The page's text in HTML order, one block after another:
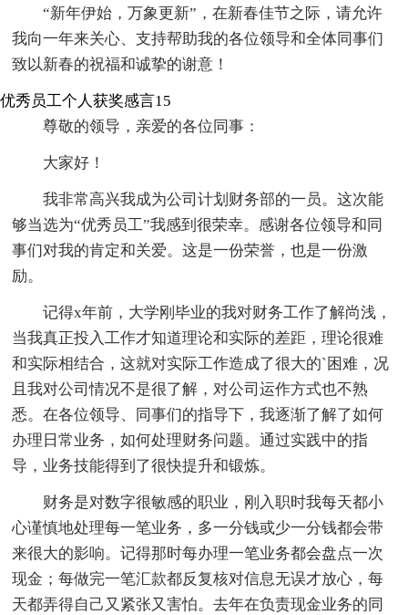
“新年伊始，万象更新”，在新春佳节之际，请允许
我向一年来关心、支持帮助我的各位领导和全体同事们
致以新春的祝福和诚挚的谢意！
优秀员工个人获奖感言15
尊敬的领导，亲爱的各位同事：
大家好！
我非常高兴我成为公司计划财务部的一员。这次能
够当选为“优秀员工”我感到很荣幸。感谢各位领导和同
事们对我的肯定和关爱。这是一份荣誉，也是一份激
励。
记得x年前，大学刚毕业的我对财务工作了解尚浅，
当我真正投入工作才知道理论和实际的差距，理论很难
和实际相结合，这就对实际工作造成了很大的`困难，况
且我对公司情况不是很了解，对公司运作方式也不熟
悉。在各位领导、同事们的指导下，我逐渐了解了如何
办理日常业务，如何处理财务问题。通过实践中的指
导，业务技能得到了很快提升和锻炼。
财务是对数字很敏感的职业，刚入职时我每天都小
心谨慎地处理每一笔业务，多一分钱或少一分钱都会带
来很大的影响。记得那时每办理一笔业务都会盘点一次
现金；每做完一笔汇款都反复核对信息无误才放心，每
天都弄得自己又紧张又害怕。去年在负责现金业务的同